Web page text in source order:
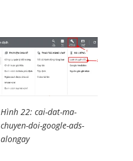
Hình 22: cai-dat-ma-
chuyen-doi-google-ads-
alongay